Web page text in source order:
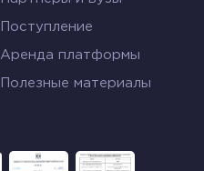
Поступление
Аренда платформы
Полезные материалы